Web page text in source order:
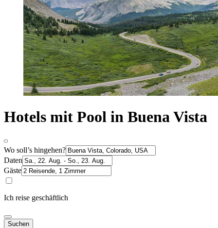
Hotels mit Pool in Buena Vista
Wo soll’s hingehen?
Daten
Gäste
Ich reise geschäftlich
Suchen